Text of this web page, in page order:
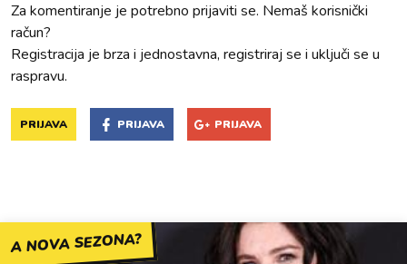
Za komentiranje je potrebno prijaviti se. Nemaš korisnički
račun?
Registracija je brza i jednostavna, registriraj se i uključi se u
raspravu.
PRIJAVA PRIJAVA PRIJAVA
A NOVA SEZONA?